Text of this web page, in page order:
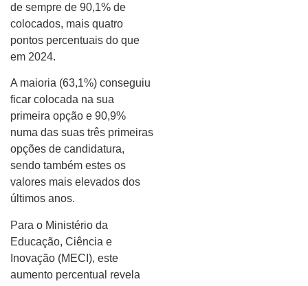
de sempre de 90,1% de
colocados, mais quatro
pontos percentuais do que
em 2024.
A maioria (63,1%) conseguiu
ficar colocada na sua
primeira opção e 90,9%
numa das suas três primeiras
opções de candidatura,
sendo também estes os
valores mais elevados dos
últimos anos.
Para o Ministério da
Educação, Ciência e
Inovação (MECI), este
aumento percentual revela